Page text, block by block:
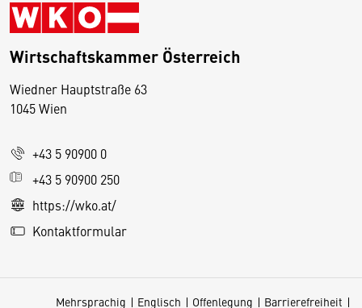
Wirtschaftskammer Österreich
Wiedner Hauptstraße 63
1045 Wien
+43 5 90900 0
+43 5 90900 250
https://wko.at/
Kontaktformular
Mehrsprachig Englisch Offenlegung Barrierefreiheit
D
s
e
S
e